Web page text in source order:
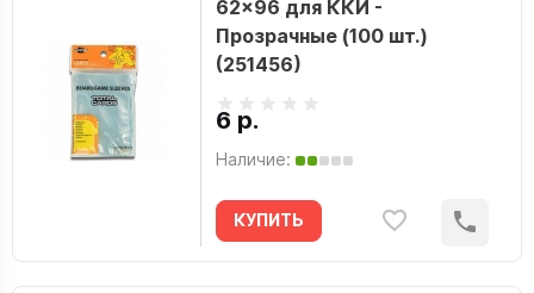
62x96 для ККИ -
Прозрачные (100 шт.)
(251456)
6 р.
Наличие:
КУПИТЬ